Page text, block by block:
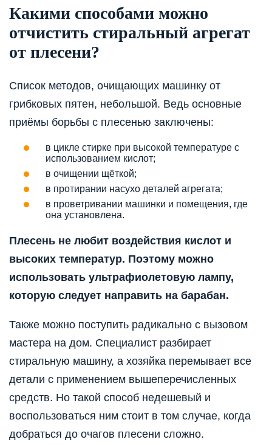
Какими способами можно
отчистить стиральный агрегат
от плесени?
Список методов, очищающих машинку от
грибковых пятен, небольшой. Ведь основные
приёмы борьбы с плесенью заключены:
в цикле стирке при высокой температуре с
использованием кислот;
в очищении щёткой;
в протирании насухо деталей агрегата;
в проветривании машинки и помещения, где
она установлена.
Плесень не любит воздействия кислот и
высоких температур. Поэтому можно
использовать ультрафиолетовую лампу,
которую следует направить на барабан.
Также можно поступить радикально с вызовом
мастера на дом. Специалист разбирает
стиральную машину, а хозяйка перемывает все
детали с применением вышеперечисленных
средств. Но такой способ недешевый и
воспользоваться ним стоит в том случае, когда
добраться до очагов плесени сложно.